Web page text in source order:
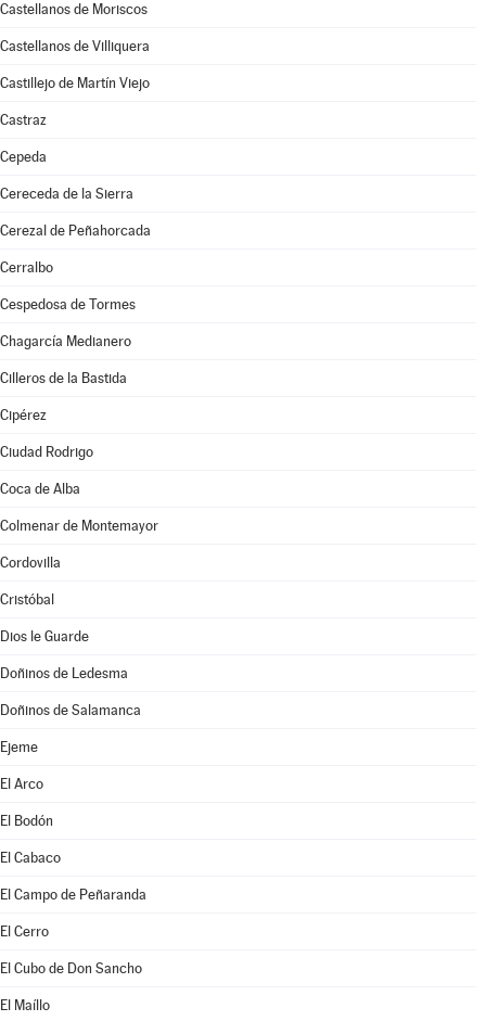
Castellanos de Moriscos
Castellanos de Villiquera
Castillejo de Martín Viejo
Castraz
Cepeda
Cereceda de la Sierra
Cerezal de Peñahorcada
Cerralbo
Cespedosa de Tormes
Chagarcía Medianero
Cilleros de la Bastida
Cipérez
Ciudad Rodrigo
Coca de Alba
Colmenar de Montemayor
Cordovilla
Cristóbal
Dios le Guarde
Doñinos de Ledesma
Doñinos de Salamanca
Ejeme
El Arco
El Bodón
El Cabaco
El Campo de Peñaranda
El Cerro
El Cubo de Don Sancho
El Maíllo